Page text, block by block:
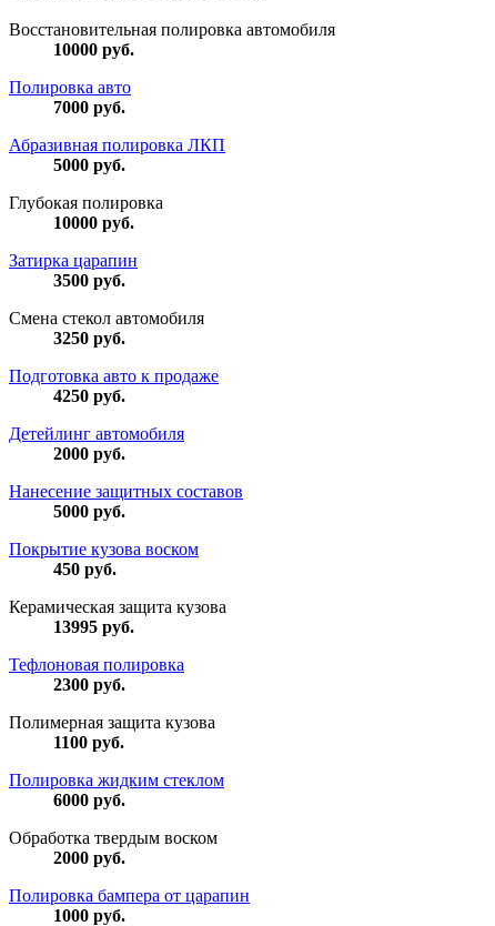
Восстановительная полировка автомобиля
10000 руб.
Полировка авто
7000 руб.
Абразивная полировка ЛКП
5000 руб.
Глубокая полировка
10000 руб.
Затирка царапин
3500 руб.
Смена стекол автомобиля
3250 руб.
Подготовка авто к продаже
4250 руб.
Детейлинг автомобиля
2000 руб.
Нанесение защитных составов
5000 руб.
Покрытие кузова воском
450 руб.
Керамическая защита кузова
13995 руб.
Тефлоновая полировка
2300 руб.
Полимерная защита кузова
1100 руб.
Полировка жидким стеклом
6000 руб.
Обработка твердым воском
2000 руб.
Полировка бампера от царапин
1000 руб.